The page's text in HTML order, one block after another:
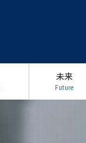
未来
Future